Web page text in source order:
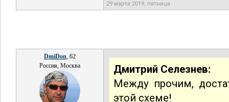
29 марта 2019, пятница
DmiDon, 62
Россия, Москва
Дмитрий Селезнев:
Между прочим,
этой схеме!